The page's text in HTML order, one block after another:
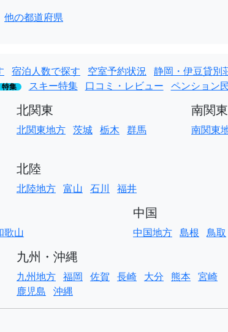
他の都道府県
宿泊人数で探す 空室予約状況 静岡・伊豆貸別
特集 スキー特集 口コミ・レビュー ペンション
北関東
北関東地方 茨城 栃木 群馬
南関東
南関東
北陸
北陸地方 富山 石川 福井
歌山
中国
中国地方 島根 鳥取
九州・沖縄
九州地方 福岡 佐賀 長崎 大分 熊本 宮崎
鹿児島 沖縄